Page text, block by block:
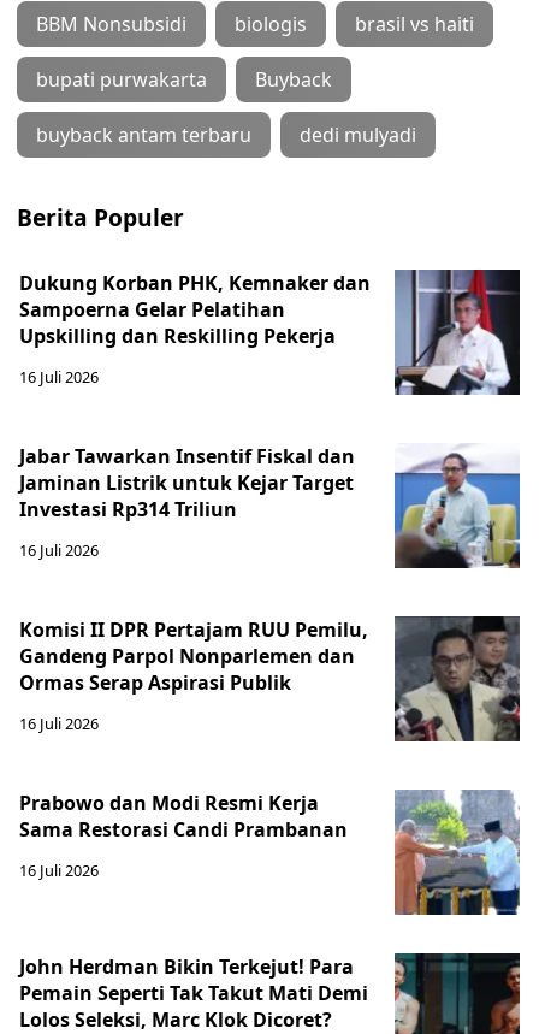
BBM Nonsubsidi biologis brasil vs haiti
bupati purwakarta Buyback
buyback antam terbaru dedi mulyadi
Berita Populer
Dukung Korban PHK, Kemnaker dan
Sampoerna Gelar Pelatihan
Upskilling dan Reskilling Pekerja
16 Juli 2026
Jabar Tawarkan Insentif Fiskal dan
Jaminan Listrik untuk Kejar Target
Investasi Rp314 Triliun
16 Juli 2026
Komisi II DPR Pertajam RUU Pemilu,
Gandeng Parpol Nonparlemen dan
Ormas Serap Aspirasi Publik
16 Juli 2026
Prabowo dan Modi Resmi Kerja
Sama Restorasi Candi Prambanan
16 Juli 2026
John Herdman Bikin Terkejut! Para
Pemain Seperti Tak Takut Mati Demi
Lolos Seleksi, Marc Klok Dicoret?